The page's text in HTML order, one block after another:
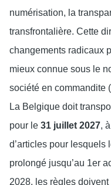
numérisation, la
transfrontalière. Cette
changements radicaux
mieux connue sous le
société en commandite
La Belgique doit
pour le 31 juillet 2027,
d’articles pour lesquels
prolongé jusqu’au 1er
2028, les règles